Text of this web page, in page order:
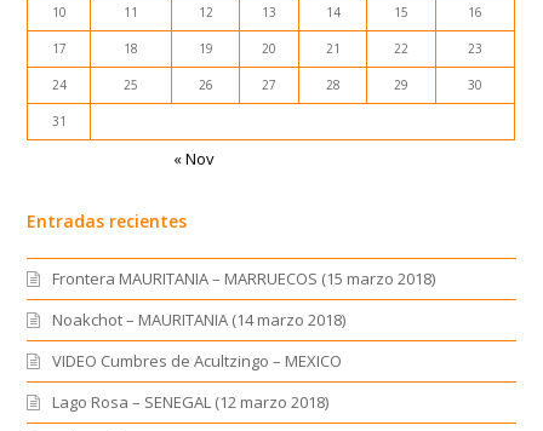
10 11 12 13 14 15 16
17 18 19 20 21 22 23
24 25 26 27 28 29 30
31
« Nov
Entradas recientes
Frontera MAURITANIA – MARRUECOS (15 marzo 2018)
Noakchot – MAURITANIA (14 marzo 2018)
VIDEO Cumbres de Acultzingo – MEXICO
Lago Rosa – SENEGAL (12 marzo 2018)